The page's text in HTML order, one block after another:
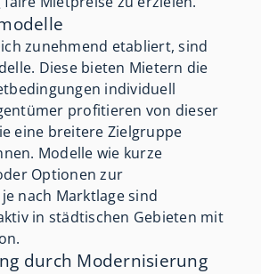
zunehmend etabliert, sind
Diese bieten Mietern die
individuell
profitieren von dieser
eine breitere Zielgruppe
Modelle wie kurze
Optionen zur
nach Marktlage sind
in städtischen Gebieten mit
durch Modernisierung